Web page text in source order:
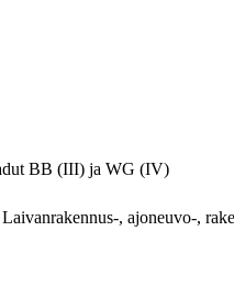
BB (III) ja WG (IV)
, ajoneuvo-,